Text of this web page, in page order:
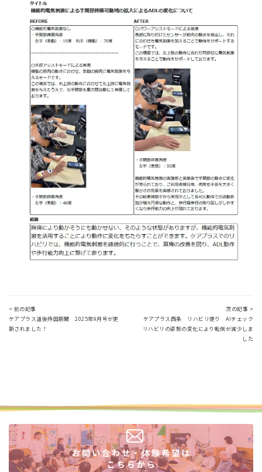
< 前の記事
ケアプラス道後持田新聞 2025年9月号が更
新されました！
次の記事 >
ケアプラス西条 リハビリ便り AIチェック
リハビリの姿勢の変化により転倒が減少しま
した